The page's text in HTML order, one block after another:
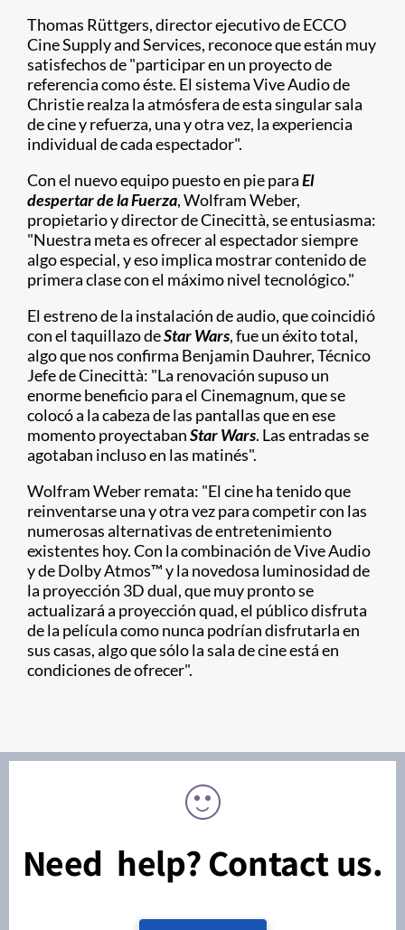
Thomas Rüttgers, director ejecutivo de ECCO
Cine Supply and Services, reconoce que están muy
satisfechos de "participar en un proyecto de
referencia como éste. El sistema Vive Audio de
Christie realza la atmósfera de esta singular sala
de cine y refuerza, una y otra vez, la experiencia
individual de cada espectador".
Con el nuevo equipo puesto en pie paraEl
despertar de la Fuerza, Wolfram Weber,
propietario y director de Cinecittà, se entusiasma:
"Nuestra meta es ofrecer al espectador siempre
algo especial, y eso implica mostrar contenido de
primera clase con el máximo nivel tecnológico."
El estreno de la instalación de audio, que coincidió
con el taquillazo deStar Wars, fue un éxito total,
algo que nos confirma Benjamin Dauhrer, Técnico
Jefe de Cinecittà: "La renovación supuso un
enorme beneficio para el Cinemagnum, que se
colocó a la cabeza de las pantallas que en ese
momento proyectabanStar Wars. Las entradas se
agotaban incluso en las matinés".
Wolfram Weber remata: "El cine ha tenido que
reinventarse una y otra vez para competir con las
numerosas alternativas de entretenimiento
existentes hoy. Con la combinación de Vive Audio
y de Dolby Atmos™ y la novedosa luminosidad de
la proyección 3D dual, que muy pronto se
actualizará a proyección quad, el público disfruta
de la película como nunca podrían disfrutarla en
sus casas, algo que sólo la sala de cine está en
condiciones de ofrecer".
Need help? Contact us.